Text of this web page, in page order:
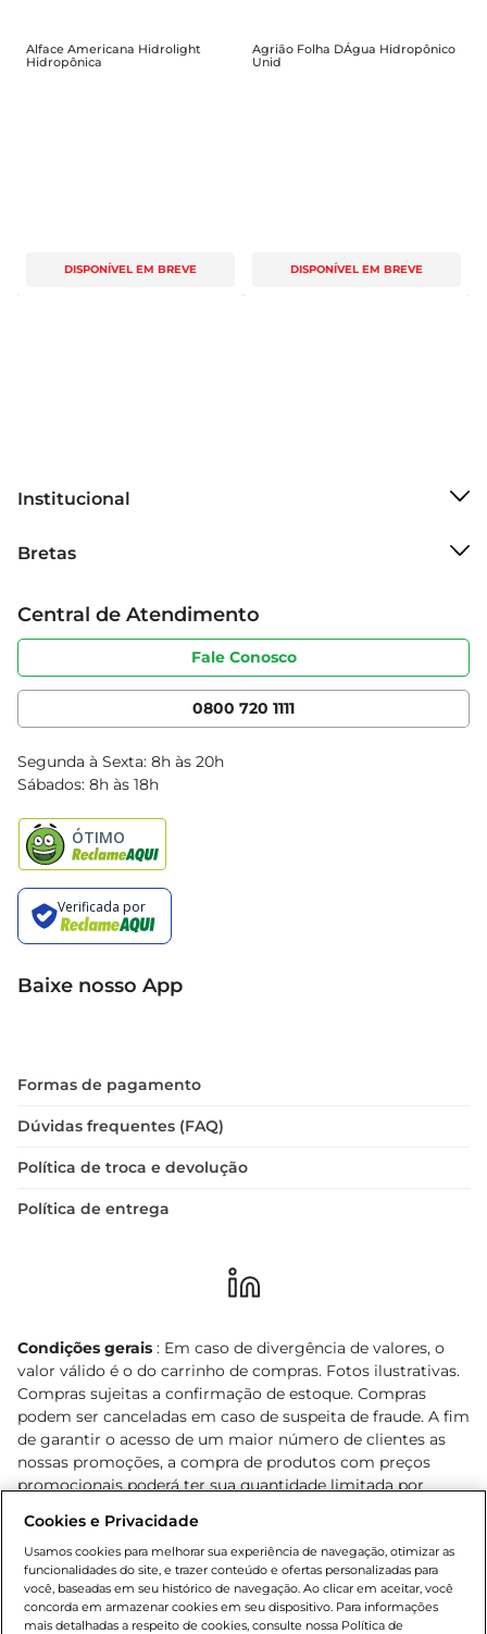
Alface Americana Hidrolight
Hidropônica
DISPONÍVEL EM BREVE
Agrião Folha DÁgua Hidropônico
Unid
DISPONÍVEL EM BREVE
Institucional
Grupo Cencosud
Sobre privacidade
Portal do fornecedor
Cencosud Media
Bretas
Produtos Bretas
Código de ética
Serviços
Clube Bretas
Blog Bretas
Black Friday
Central de Atendimento
Fale Conosco
0800 720 1111
Segunda à Sexta: 8h às 20h
Sábados: 8h às 18h
Baixe nosso App
Formas de pagamento
Dúvidas frequentes (FAQ)
Política de troca e devolução
Política de entrega
Condições gerais : Em caso de divergência de valores, o
valor válido é o do carrinho de compras. Fotos ilustrativas.
Compras sujeitas a confirmação de estoque. Compras
podem ser canceladas em caso de suspeita de fraude. A fim
de garantir o acesso de um maior número de clientes as
nossas promoções, a compra de produtos com preços
promocionais poderá ter sua quantidade limitada por
o e-commerce e válidos durante o dia de hoje, podendo
sofrer alterações sem prévia notificação. Proibida a venda
de bebidas alcoólicas para menores de 18 anos, conforme
Lei n.º 8069/90, art. 81, inciso II (Estatuto da Criança e do
Adolescente). Preços e condições exclusivos para o
Cookies e Privacidade
Usamos cookies para melhorar sua experiência de navegação, otimizar as
funcionalidades do site, e trazer conteúdo e ofertas personalizadas para
você, baseadas em seu histórico de navegação. Ao clicar em aceitar, você
concorda em armazenar cookies em seu dispositivo. Para informações
mais detalhadas a respeito de cookies, consulte nossa Política de